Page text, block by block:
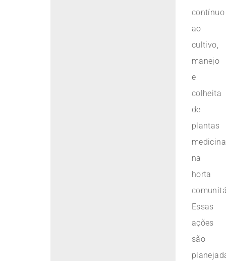
contínuo
ao
cultivo,
manejo
e
colheita
de
plantas
na
horta
Essas
ações
são